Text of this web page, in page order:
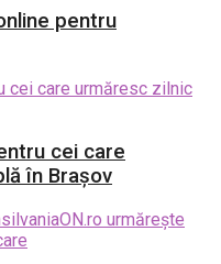
pentru
cei care
în Brașov